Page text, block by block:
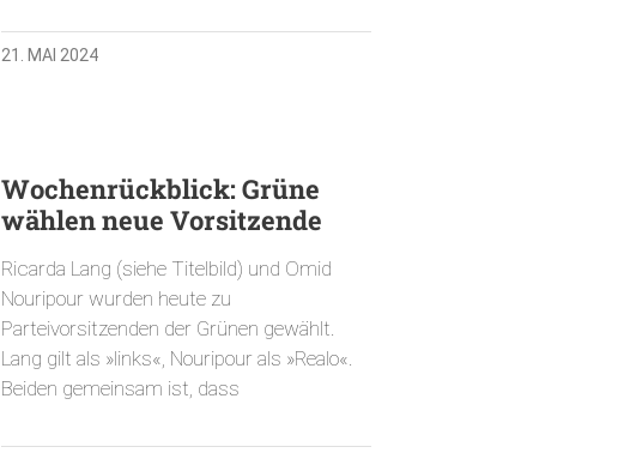
21. MAI 2024
Wochenrückblick: Grüne
wählen neue Vorsitzende
Ricarda Lang (siehe Titelbild) und Omid
Nouripour wurden heute zu
Parteivorsitzenden der Grünen gewählt.
Lang gilt als »links«, Nouripour als »Realo«.
Beiden gemeinsam ist, dass